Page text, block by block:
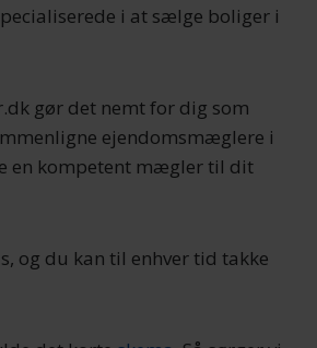
i at sælge boliger i
gør det nemt for dig som
ejendomsmæglere i
en kompetent mægler til dit
og du kan til enhver tid takke